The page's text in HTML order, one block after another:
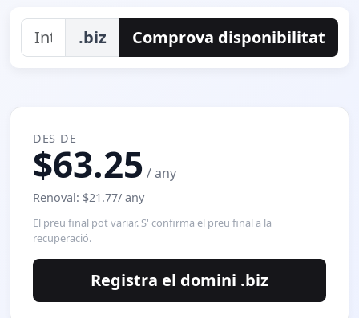
.biz Comprova disponibilitat
DES DE
$63.25 / any
Renoval: $21.77/ any
El preu final pot variar. S' confirma el preu final a la
recuperació.
Registra el domini .biz